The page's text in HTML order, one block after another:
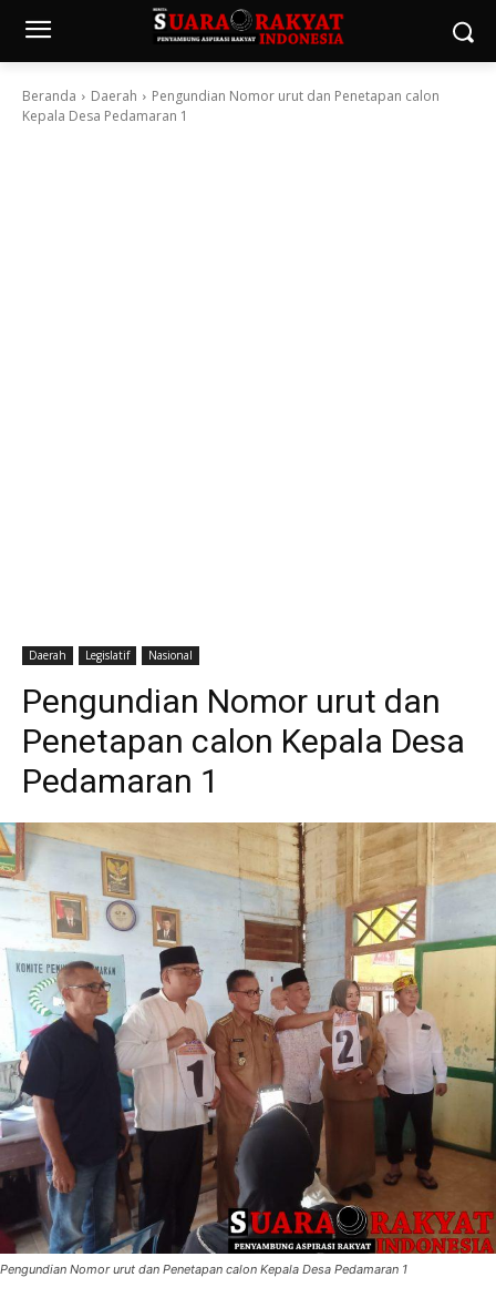
Beranda Daerah
Pengundian Nomor urut dan Penetapan calon
Kepala Desa Pedamaran 1
Daerah Legislatif Nasional
Pengundian Nomor urut dan
Penetapan calon Kepala Desa
Pedamaran 1
Pengundian Nomor urut dan Penetapan calon Kepala Desa Pedamaran 1